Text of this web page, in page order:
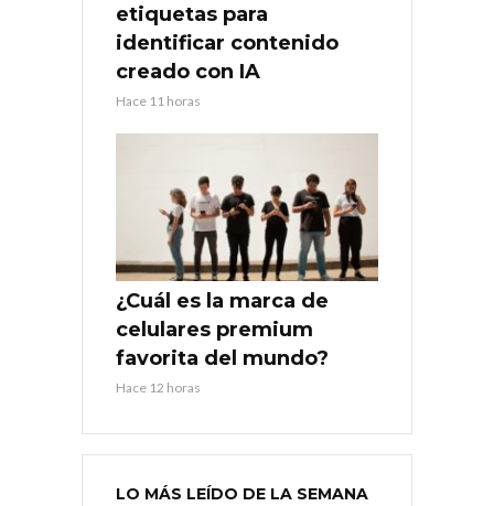
etiquetas para
identificar contenido
creado con IA
Hace 11 horas
¿Cuál es la marca de
celulares premium
favorita del mundo?
Hace 12 horas
LO MÁS LEÍDO DE LA SEMANA